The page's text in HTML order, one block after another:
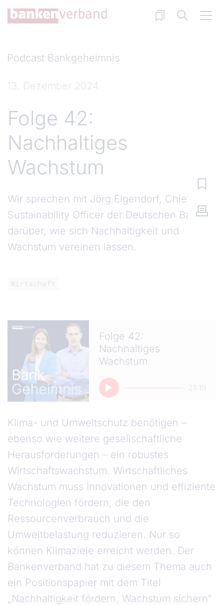
Direkt zum Inhalt
Podcast Bankgeheimnis
13. Dezember 2024
Folge 42:
Nachhaltiges
Wachstum
Wir sprechen mit Jörg Eigendorf, Chief
Sustainability Officer der Deutschen Bank
darüber, wie sich Nachhaltigkeit und
Wachstum vereinen lassen.
Folge 42:
Nachhaltiges
Wachstum
21:19
Klima- und Umweltschutz benötigen –
ebenso wie weitere gesellschaftliche
Herausforderungen – ein robustes
Wirtschaftswachstum. Wirtschaftliches
Wachstum muss Innovationen und effiziente
Technologien fördern, die den
Ressourcenverbrauch und die
Umweltbelastung reduzieren. Nur so
können Klimaziele erreicht werden. Der
Bankenverband hat zu diesem Thema auch
ein Positionspapier mit dem Titel
„Nachhaltigkeit fördern, Wachstum sichern“